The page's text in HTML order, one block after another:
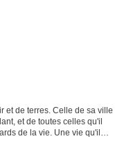
et de terres. Celle de sa ville
et de toutes celles qu'il
de la vie. Une vie qu'il